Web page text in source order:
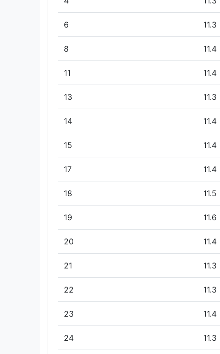
6 11.3
8 11.4
11 11.4
13 11.3
14 11.4
15 11.4
17 11.4
18 11.5
19 11.6
20 11.4
21 11.3
22 11.3
23 11.4
24 11.3